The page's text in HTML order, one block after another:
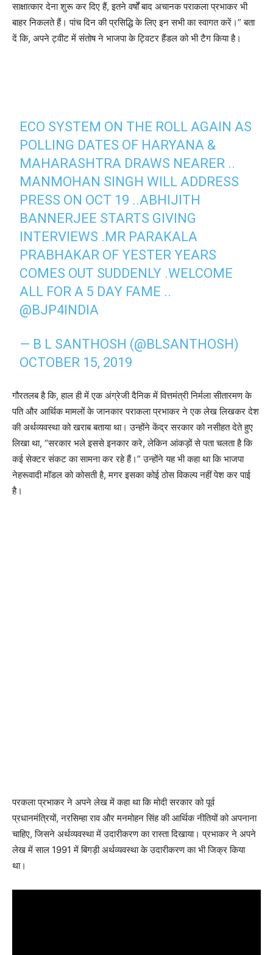
साक्षात्कार देना शुरू कर दिए हैं, इतने वर्षों बाद अचानक पराकला प्रभाकर भी
बाहर निकलते हैं। पांच दिन की प्रसिद्धि के लिए इन सभी का स्वागत करें।” बता
दें कि, अपने ट्वीट में संतोष ने भाजपा के ट्विटर हैंडल को भी टैग किया है।
ECO SYSTEM ON THE ROLL AGAIN AS
POLLING DATES OF HARYANA &
MAHARASHTRA DRAWS NEARER ..
MANMOHAN SINGH WILL ADDRESS
PRESS ON OCT 19 ..ABHIJITH
BANNERJEE STARTS GIVING
INTERVIEWS .MR PARAKALA
PRABHAKAR OF YESTER YEARS
COMES OUT SUDDENLY .WELCOME
ALL FOR A 5 DAY FAME ..
@BJP4INDIA
— B L SANTHOSH (@BLSANTHOSH)
OCTOBER 15, 2019
गौरतलब है कि, हाल ही में एक अंग्रेजी दैनिक में वित्तमंत्री निर्मला सीतारमण के
पति और आर्थिक मामलों के जानकार पराकला प्रभाकर ने एक लेख लिखकर देश
की अर्थव्यवस्था को खराब बताया था। उन्होंने केंद्र सरकार को नसीहत देते हुए
लिखा था, “सरकार भले इससे इनकार करे, लेकिन आंकड़ों से पता चलता है कि
कई सेक्टर संकट का सामना कर रहे हैं।” उन्होंने यह भी कहा था कि भाजपा
नेहरूवादी मॉडल को कोसती है, मगर इसका कोई ठोस विकल्प नहीं पेश कर पाई
है।
परकला प्रभाकर ने अपने लेख में कहा था कि मोदी सरकार को पूर्व
प्रधानमंत्रियों, नरसिम्हा राव और मनमोहन सिंह की आर्थिक नीतियों को अपनाना
चाहिए, जिसने अर्थव्यवस्था में उदारीकरण का रास्ता दिखाया। प्रभाकर ने अपने
लेख में साल 1991 में बिगड़ी अर्थव्यवस्था के उदारीकरण का भी जिक्र किया
था।